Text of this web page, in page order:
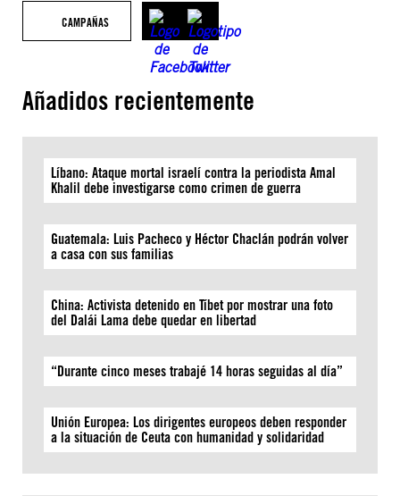
CAMPAÑAS
Añadidos recientemente
Líbano: Ataque mortal israelí contra la periodista Amal
Khalil debe investigarse como crimen de guerra
Guatemala: Luis Pacheco y Héctor Chaclán podrán volver
a casa con sus familias
China: Activista detenido en Tíbet por mostrar una foto
del Dalái Lama debe quedar en libertad
“Durante cinco meses trabajé 14 horas seguidas al día”
Unión Europea: Los dirigentes europeos deben responder
a la situación de Ceuta con humanidad y solidaridad